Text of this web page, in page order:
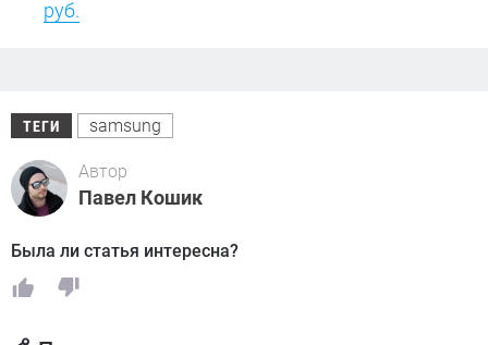
руб.
ТЕГИ samsung
Автор
Павел Кошик
Была ли статья интересна?